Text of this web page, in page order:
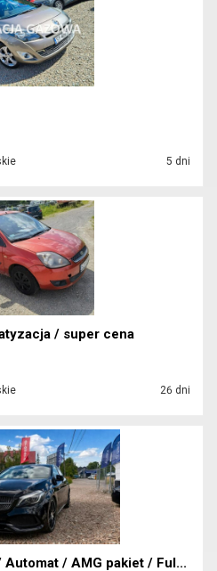
5 dni
/ super cena
26 dni
/ AMG pakiet / Ful...